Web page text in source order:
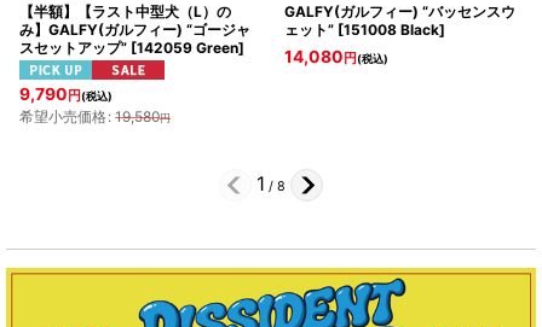
【半額】【ラスト中型犬（L）の
み】GALFY(ガルフィー) “ゴージャ
スセットアップ” [142059 Green]
9,790 円(税込)
希望小売価格: 19,580円
GALFY(ガルフィー) “バッセンスウ
ェット” [151008 Black]
14,080 円(税込)
1 / 8